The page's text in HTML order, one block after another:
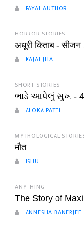
PAYAL AUTHOR
HORROR STORIES
अधूरी किताब - सीजन
KAJAL JHA
SHORT STORIES
ભાડે આપેલું સુખ - 4
ALOKA PATEL
MYTHOLOGICAL
मौत
ISHU
ANYTHING
The Story of
ANNESHA BANERJEE